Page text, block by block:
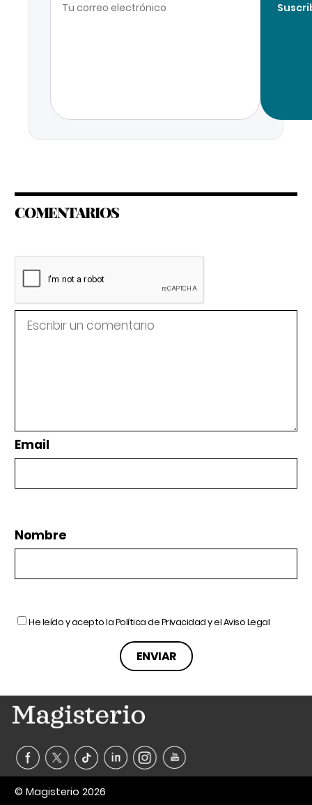
COMENTARIOS
Email
Nombre
He leído y acepto laPolítica de Privacidady elAviso Legal
© Magisterio 2026